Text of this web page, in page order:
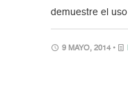
demuestre el uso
9 MAYO, 2014 •